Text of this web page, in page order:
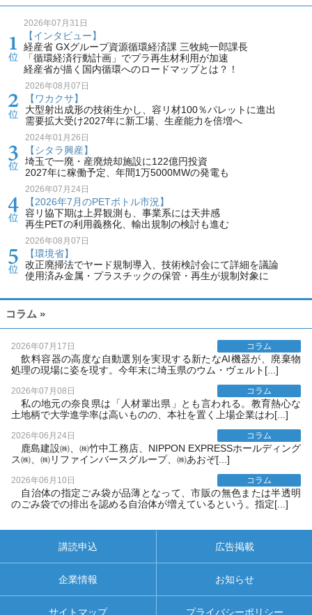
2026年07月31日
【インタビュー】
経産省 GXグループ資源循環経済課 三牧純一郎課長
「循環経済行動計画」でプラ再生材利用が加速
経産省が描く国内循環へのロードマップとは？！
2026年08月07日
【ワカクサ】
大型射出成形の技術生かし、容リ材100％パレットに進出
需要拡大受け2027年に新工場、生産能力を倍増へ
2024年01月26日
【シタラ興産】
埼玉で一廃・産廃焼却施設に122億円投資
2027年に稼働予定、年間1万5000MWの発電も
2026年07月24日
【2026年7月のPETボトル市況】
容リ協下期は上昇観測も、事業系には天井感
再生PETの利用義務化、輸出規制の検討も進む
2026年08月07日
【環境省】
改正廃掃法でヤード規制導入、技術検討会にて詳細を議論
使用済み金属・プラスチックの保管・再生が規制対象に
コラム »
2026年07月17日 コラム
飲料容器の高度な自動選別を実現する新たなAI機器が、廃棄物
処理の現場に姿を現す。今年末に埼玉県のウム・ヴェルト[...]
2026年07月08日 コラム
私の地元の奈良県は「人材輩出県」とも言われる。教育熱心な
土地柄で大学進学率は高いものの、本社を置く上場企業はわ[...]
2026年06月24日 コラム
鹿島建設㈱、㈱竹中工務店、NIPPON EXPRESSホールディング
ス㈱、㈱リファインバースグループ、㈱あおぞ[...]
2026年06月10日 コラム
自治体の指定ごみ袋が品薄となって、市販の無色または半透明
のごみ袋での排出を認める自治体が増えているという。指定[...]
講読申込 広告掲載
企業情報 お知らせ
サイトマップ プライバシーポリシー